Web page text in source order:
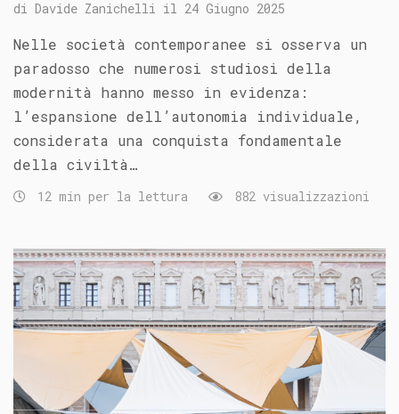
di Davide Zanichelli il 24 Giugno 2025
Nelle società contemporanee si osserva un
paradosso che numerosi studiosi della
modernità hanno messo in evidenza:
l’espansione dell’autonomia individuale,
considerata una conquista fondamentale
della civiltà…
12 min per la lettura 882 visualizzazioni